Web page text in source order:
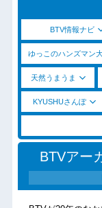
BTV情報ナビ
ゆっこのハンズマン
天然うまうま
KYUSHUさんぽ
BTVアー